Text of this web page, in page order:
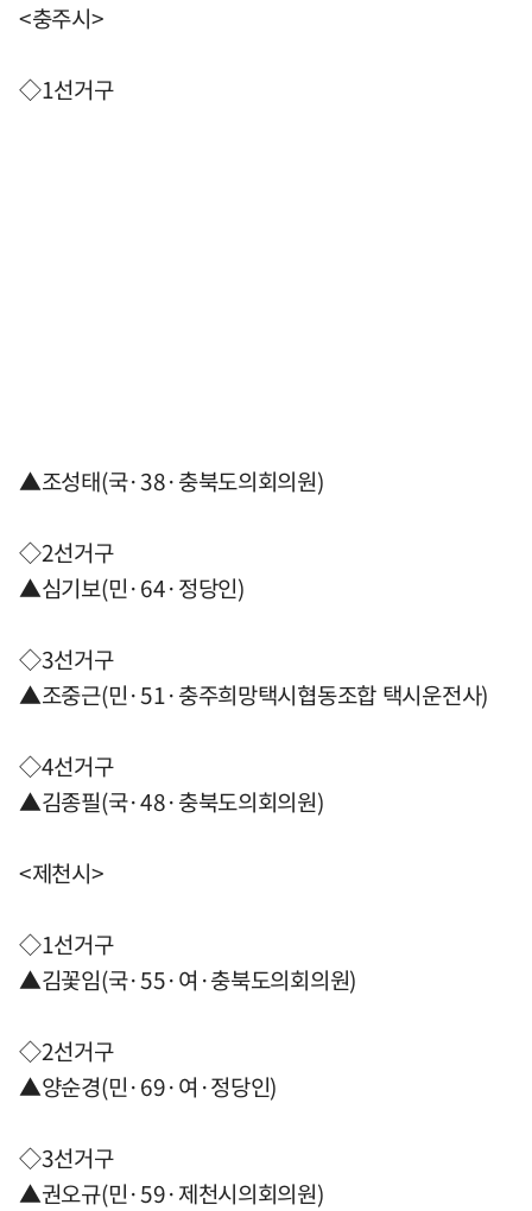
<충주시>
◇1선거구
▲조성태(국·38·충북도의회의원)
◇2선거구
▲심기보(민·64·정당인)
◇3선거구
▲조중근(민·51·충주희망택시협동조합 택시운전사)
◇4선거구
▲김종필(국·48·충북도의회의원)
<제천시>
◇1선거구
▲김꽃임(국·55·여·충북도의회의원)
◇2선거구
▲양순경(민·69·여·정당인)
◇3선거구
▲권오규(민·59·제천시의회의원)